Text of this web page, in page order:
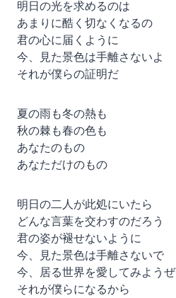
明日の光を求めるのは
あまりに酷く切なくなるの
君の心に届くように
今、見た景色は手離さないよ
それが僕らの証明だ
夏の雨も冬の熱も
秋の棘も春の色も
あなたのもの
あなただけのもの
明日の二人が此処にいたら
どんな言葉を交わすのだろう
君の姿が褪せないように
今、見た景色は手離さないで
今、居る世界を愛してみようぜ
それが僕らになるから